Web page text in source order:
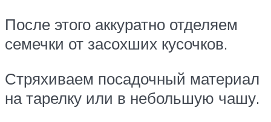
После этого аккуратно отделяем
семечки от засохших кусочков.
Стряхиваем посадочный материал
на тарелку или в небольшую чашу.